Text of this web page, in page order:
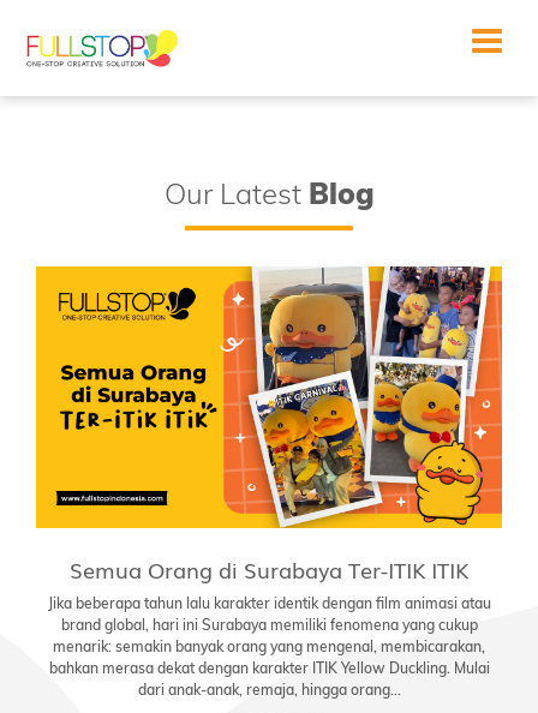
Toggle
Our Latest Blog
Semua Orang di Surabaya Ter-ITIK ITIK
Jika beberapa tahun lalu karakter identik dengan film animasi atau
brand global, hari ini Surabaya memiliki fenomena yang cukup
menarik: semakin banyak orang yang mengenal, membicarakan,
bahkan merasa dekat dengan karakter ITIK Yellow Duckling. Mulai
dari anak-anak, remaja, hingga orang...